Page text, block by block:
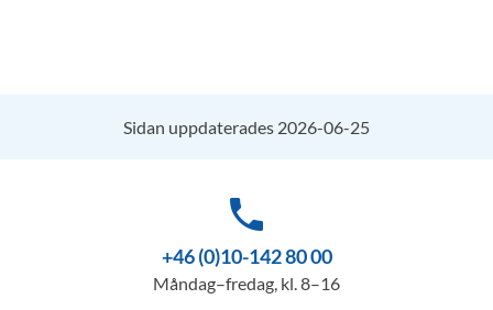
Sidan uppdaterades 2026-06-25
phone
+46 (0)10-142 80 00
Måndag–fredag, kl. 8–16